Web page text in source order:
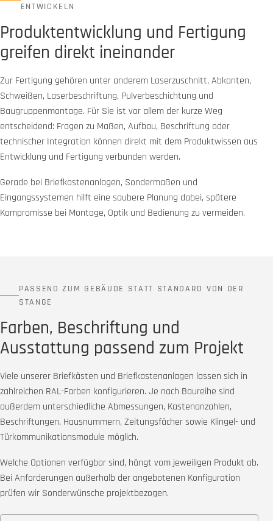
ENTWICKELN
Produktentwicklung und Fertigung
greifen direkt ineinander
Zur Fertigung gehören unter anderem Laserzuschnitt, Abkanten,
Schweißen, Laserbeschriftung, Pulverbeschichtung und
Baugruppenmontage. Für Sie ist vor allem der kurze Weg
entscheidend: Fragen zu Maßen, Aufbau, Beschriftung oder
technischer Integration können direkt mit dem Produktwissen aus
Entwicklung und Fertigung verbunden werden.
Gerade bei Briefkastenanlagen, Sondermaßen und
Eingangssystemen hilft eine saubere Planung dabei, spätere
Kompromisse bei Montage, Optik und Bedienung zu vermeiden.
PASSEND ZUM GEBÄUDE STATT STANDARD VON DER
STANGE
Farben, Beschriftung und
Ausstattung passend zum Projekt
Viele unserer Briefkästen und Briefkastenanlagen lassen sich in
zahlreichen RAL-Farben konfigurieren. Je nach Baureihe sind
außerdem unterschiedliche Abmessungen, Kastenanzahlen,
Beschriftungen, Hausnummern, Zeitungsfächer sowie Klingel- und
Türkommunikationsmodule möglich.
Welche Optionen verfügbar sind, hängt vom jeweiligen Produkt ab.
Bei Anforderungen außerhalb der angebotenen Konfiguration
prüfen wir Sonderwünsche projektbezogen.